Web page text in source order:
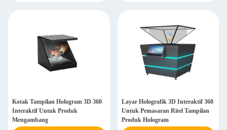
Kotak Tampilan Hologram 3D 360
Interaktif Untuk Produk
Mengambang
Layar Holografik 3D Interaktif 360
Untuk Pemasaran Ritel Tampilan
Produk Hologram